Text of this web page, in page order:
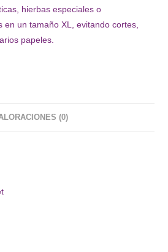
hierbas especiales o
en un tamaño XL, evitando cortes,
papeles.
(0)